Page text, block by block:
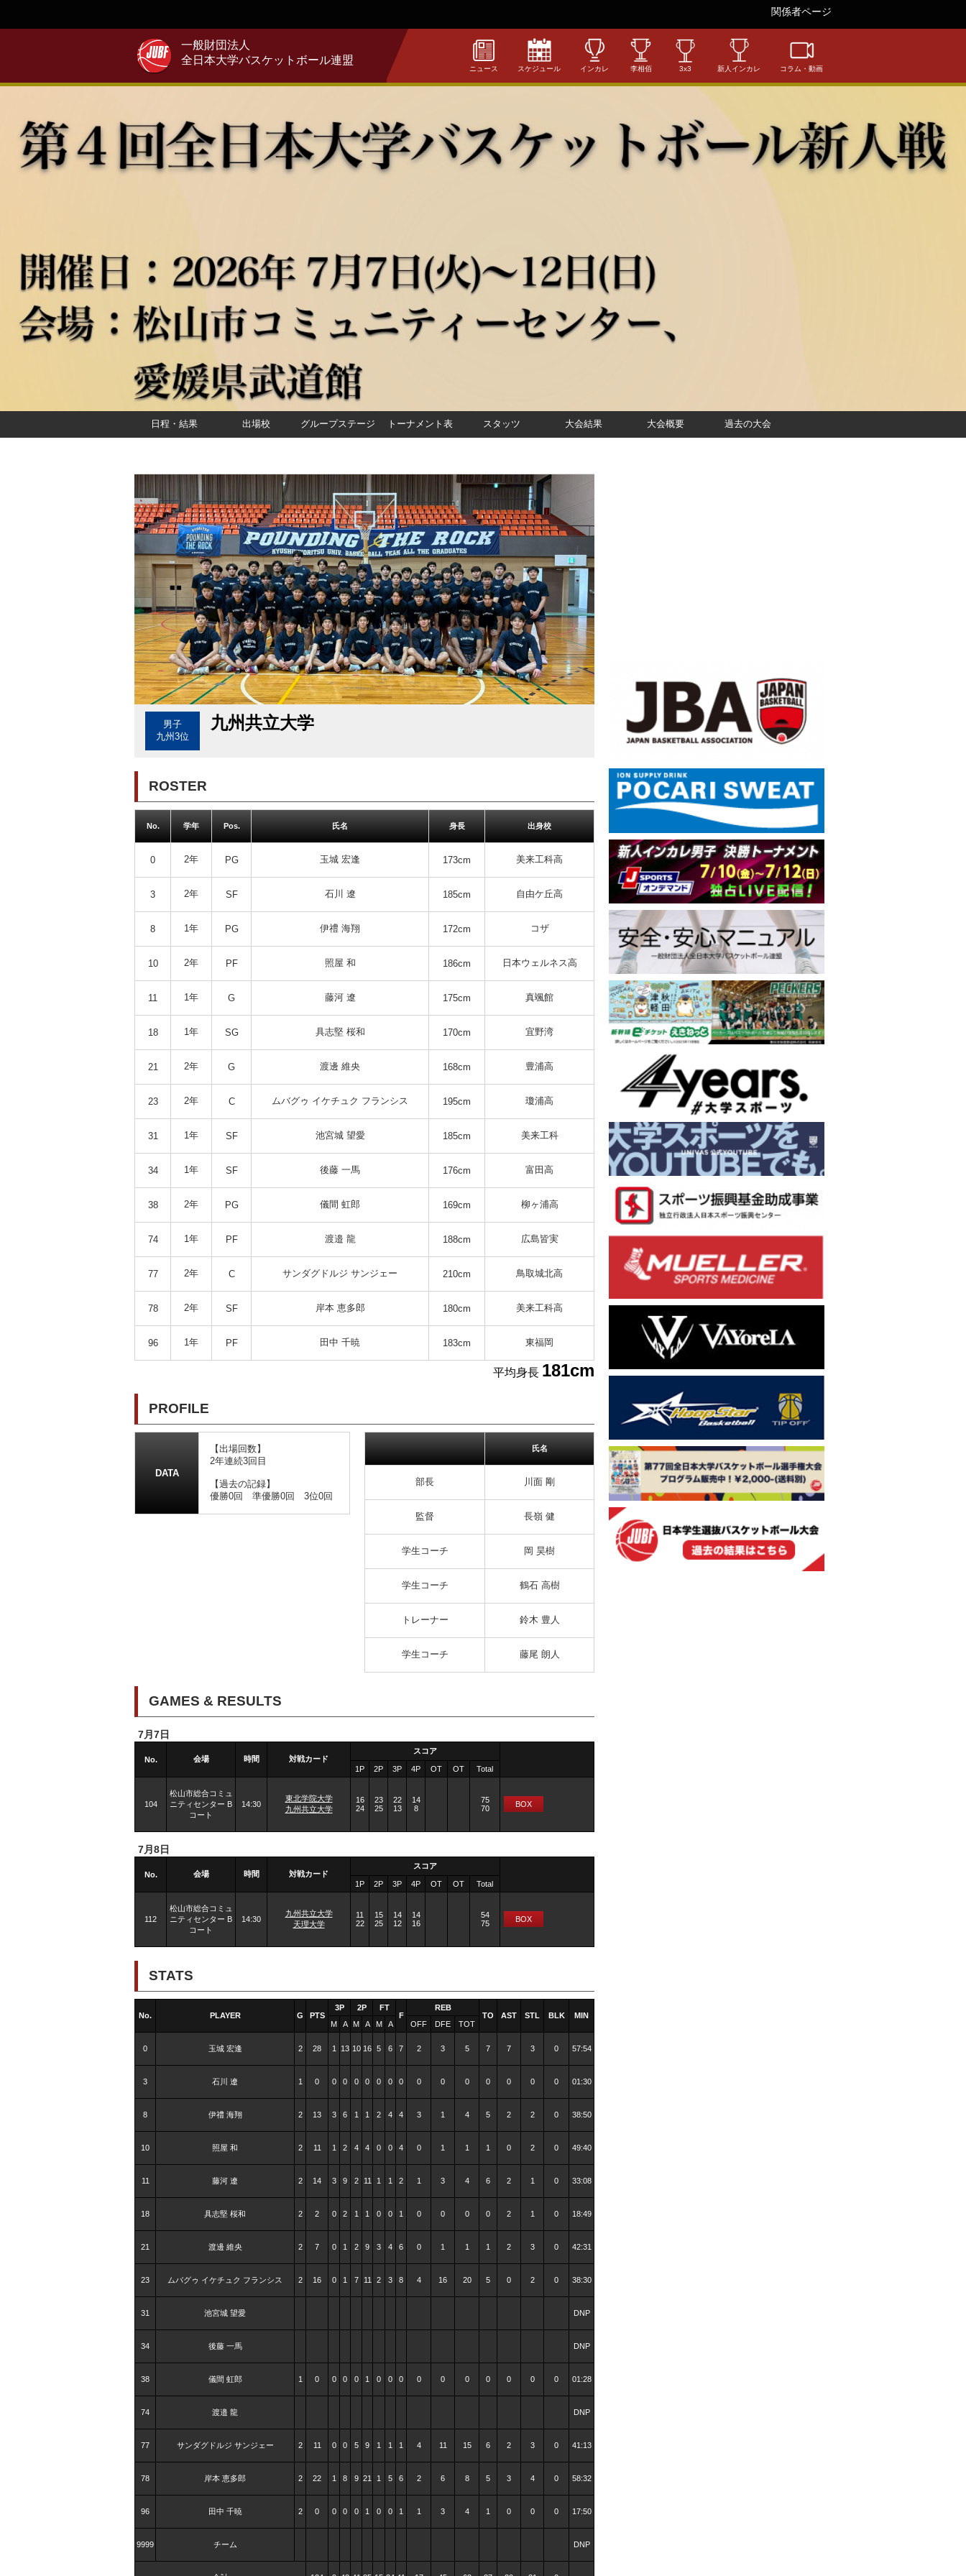
関係者ページ
一般財団法人
全日本大学バスケットボール連盟
ニュース スケジュール インカレ 李相佰 3x3 新人インカレ コラム・動画
日程・結果 出場校 グループステージ トーナメント表 スタッツ 大会結果 大会概要 過去の大会
男子
九州3位
九州共立大学
ROSTER
No. 学年 Pos. 氏名 身長 出身校
0 2年 PG 玉城 宏逢 173cm 美来工科高
3 2年 SF 石川 遼 185cm 自由ケ丘高
8 1年 PG 伊禮 海翔 172cm コザ
10 2年 PF 照屋 和 186cm 日本ウェルネス高
11 1年 G 藤河 遼 175cm 真颯館
18 1年 SG 具志堅 桜和 170cm 宜野湾
21 2年 G 渡邊 維央 168cm 豊浦高
23 2年 C ムバグゥ イケチュク フランシス 195cm 瓊浦高
31 1年 SF 池宮城 望愛 185cm 美来工科
34 1年 SF 後藤 一馬 176cm 富田高
38 2年 PG 儀間 虹郎 169cm 柳ヶ浦高
74 1年 PF 渡邉 龍 188cm 広島皆実
77 2年 C サンダグドルジ サンジェー 210cm 鳥取城北高
78 2年 SF 岸本 恵多郎 180cm 美来工科高
96 1年 PF 田中 千暁 183cm 東福岡
平均身長 181cm
PROFILE
DATA
【出場回数】
2年連続3回目
【過去の記録】
優勝0回 準優勝0回 3位0回
氏名
部長 川面 剛
監督 長嶺 健
学生コーチ 岡 昊樹
学生コーチ 鶴石 高樹
トレーナー 鈴木 豊人
学生コーチ 藤尾 朗人
GAMES & RESULTS
7月7日
No. 会場 時間 対戦カード
スコア
1P 2P 3P 4P OT OT Total
104
松山市総合コミュ
ニティセンター B
コート
14:30
東北学院大学
九州共立大学
16
24
23
25
22
13
14
8
75
70
BOX
7月8日
No. 会場 時間 対戦カード
スコア
1P 2P 3P 4P OT OT Total
112
松山市総合コミュ
ニティセンター B
コート
14:30
九州共立大学
天理大学
11
22
15
25
14
12
14
16
54
75
BOX
STATS
No. PLAYER G PTS
3P 2P
FT
F
REB
TO
AST STL BLK
MIN
M
A M A M A OFF DFE TOT
0 玉城 宏逢 2 28 1 13 10 16 5 6 7 2 3 5 7 7 3 0 57:54
3 石川 遼 1 0 0 0 0 0 0 0 0 0 0 0 0 0 0 0 01:30
8 伊禮 海翔 2 13 3 6 1 1 2 4 4 3 1 4 5 2 2 0 38:50
10 照屋 和 2 11 1 2 4 4 0 0 4 0 1 1 1 0 2 0 49:40
11 藤河 遼 2 14 3 9 2 11 1 1 2 1 3 4 6 2 1 0 33:08
18 具志堅 桜和 2 2 0 2 1 1 0 0 1 0 0 0 0 2 1 0 18:49
21 渡邊 維央 2 7 0 1 2 9 3 4 6 0 1 1 1 2 3 0 42:31
23 ムバグゥ イケチュク フランシス 2 16 0 1 7 11 2 3 8 4 16 20 5 0 2 0 38:30
31 池宮城 望愛 DNP
34 後藤 一馬 DNP
38 儀間 虹郎 1 0 0 0 0 1 0 0 0 0 0 0 0 0 0 0 01:28
74 渡邉 龍 DNP
77 サンダグドルジ サンジェー 2 11 0 0 5 9 1 1 1 4 11 15 6 2 3 0 41:13
78 岸本 恵多郎 2 22 1 8 9 21 1 5 6 2 6 8 5 3 4 0 58:32
96 田中 千暁 2 0 0 0 0 1 0 0 1 1 3 4 1 0 0 0 17:50
9999 チーム DNP